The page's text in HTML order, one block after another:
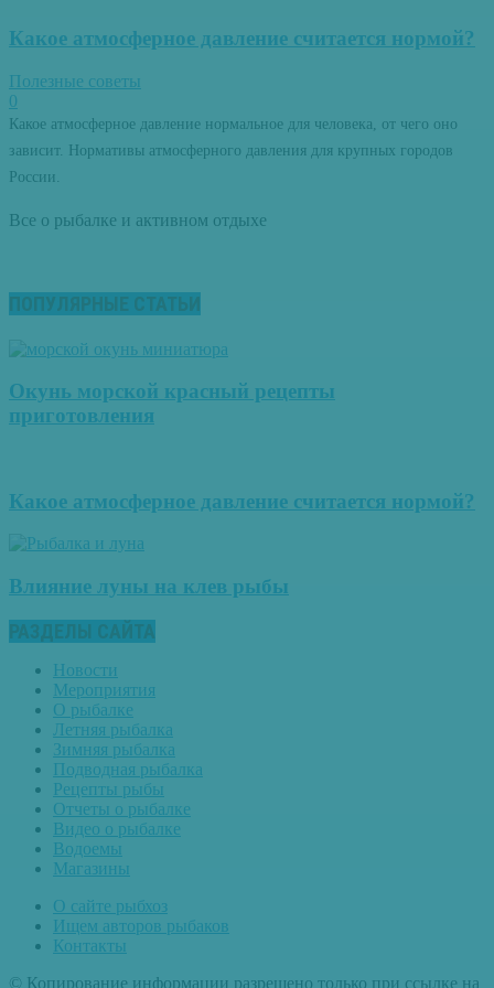
Какое атмосферное давление считается нормой?
Полезные советы
0
Какое атмосферное давление нормальное для человека, от чего оно
зависит. Нормативы атмосферного давления для крупных городов
России.
Все о рыбалке и активном отдыхе
ПОПУЛЯРНЫЕ СТАТЬИ
Окунь морской красный рецепты
приготовления
Какое атмосферное давление считается нормой?
Влияние луны на клев рыбы
РАЗДЕЛЫ САЙТА
Новости
Мероприятия
О рыбалке
Летняя рыбалка
Зимняя рыбалка
Подводная рыбалка
Рецепты рыбы
Отчеты о рыбалке
Видео о рыбалке
Водоемы
Магазины
О сайте рыбхоз
Ищем авторов рыбаков
Контакты
© Копирование информации разрешено только при ссылке на